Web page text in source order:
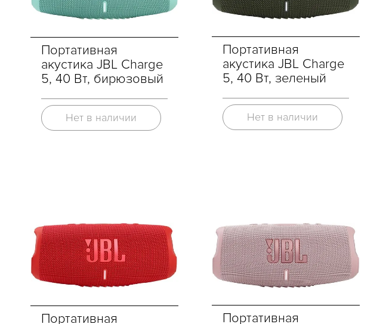
Портативная
акустика JBL Charge
5, 40 Вт, бирюзовый
Нет в наличии
Портативная
акустика JBL Charge
5, 40 Вт, зеленый
Нет в наличии
Портативная
Портативная